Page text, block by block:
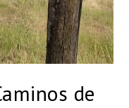
de